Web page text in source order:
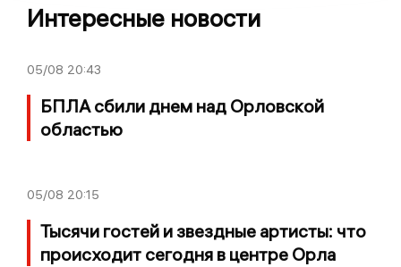
Интересные новости
05/08 20:43
БПЛА сбили днем над Орловской
областью
05/08 20:15
Тысячи гостей и звездные артисты: что
происходит сегодня в центре Орла